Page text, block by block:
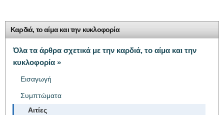
Καρδιά, το αίμα και την κυκλοφορία
Όλα τα άρθρα σχετικά με την καρδιά, το αίμα και την
κυκλοφορία »
Εισαγωγή
Συμπτώματα
Αιτίες